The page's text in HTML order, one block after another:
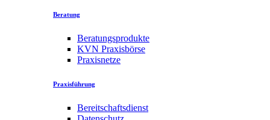
Beratung
Beratungsprodukte
KVN Praxisbörse
Praxisnetze
Praxisführung
Bereitschaftsdienst